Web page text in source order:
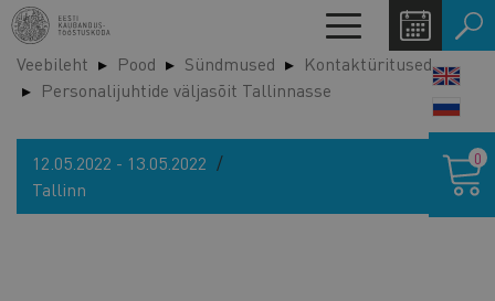
Liigu
edasi
põhisisu
juurde
Toggle
navigation
Veebileht Pood Sündmused
Kontaktüritused
Personalijuhtide väljasõit Tallinnasse
12.05.2022 - 13.05.2022
Tallinn
0